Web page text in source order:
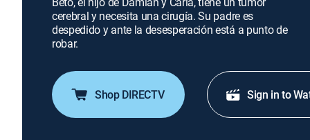
cerebral y necesita una cirugía. Su padre es
despedido y ante la desesperación está a punto de
robar.
Shop DIRECTV Sign in to